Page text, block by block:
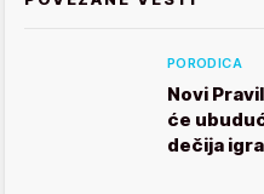
PORODICA
Novi
će
dečija